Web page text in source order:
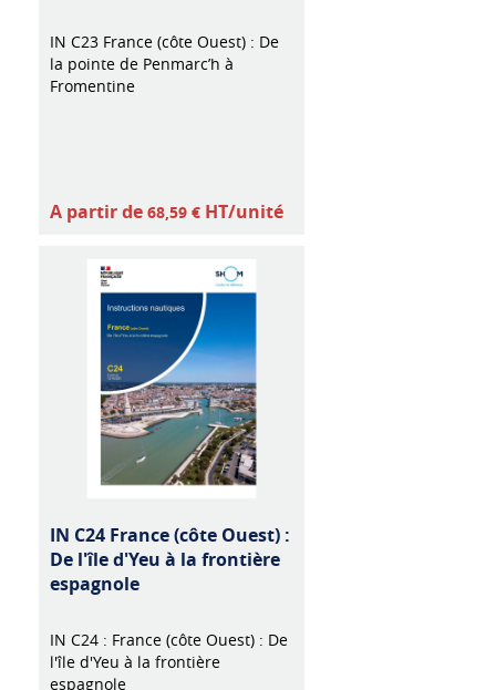
IN C23 France (côte Ouest) : De
la pointe de Penmarc’h à
Fromentine
A partir de 68,59 € HT/unité
IN C24 France (côte Ouest) :
De l'île d'Yeu à la frontière
espagnole
IN C24 : France (côte Ouest) : De
l'île d'Yeu à la frontière
espagnole